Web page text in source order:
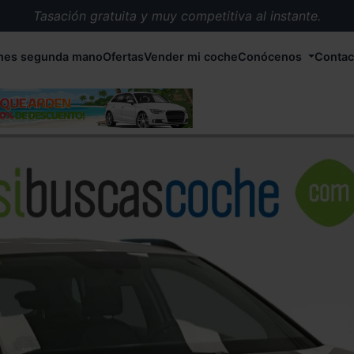
Tasación gratuita y muy competitiva al instante.
Más de 5.000 conductores satisfechos.
Buscamos el coche que tu quieras.
Recogemos tu coche en cualquier parte de España.
Compramos tu coche. Pago inmediato.
segunda manoOfertasVender mi cocheConócenos